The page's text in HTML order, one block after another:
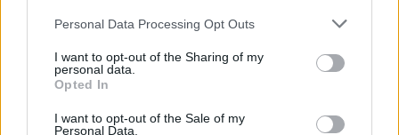
Personal Data Processing Opt Outs
I want to opt-out of the Sharing of my
personal data.
Opted In
I want to opt-out of the Sale of my
Personal Data.